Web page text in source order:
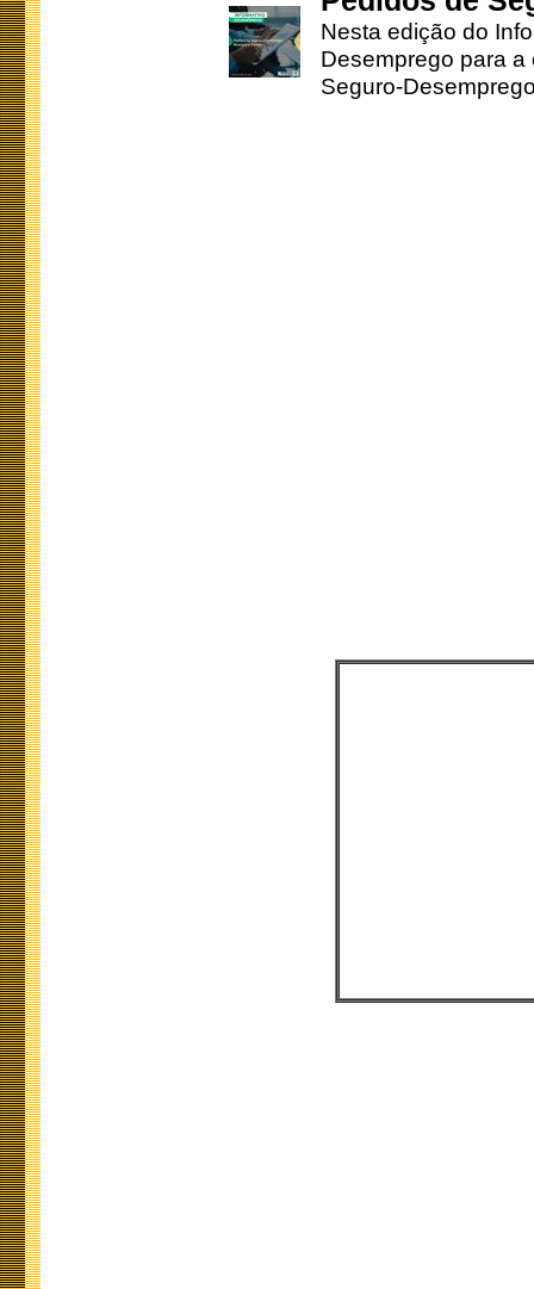
Nesta edição do
Desemprego para
Seguro-